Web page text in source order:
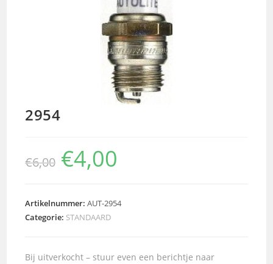
2954
€6,00 €4,00
Artikelnummer:AUT-2954
Categorie: STANDAARD
Bij uitverkocht – stuur even een berichtje naar